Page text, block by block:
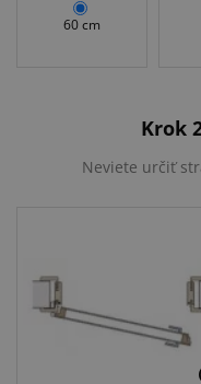
60 cm
Krok
Neviete určiť